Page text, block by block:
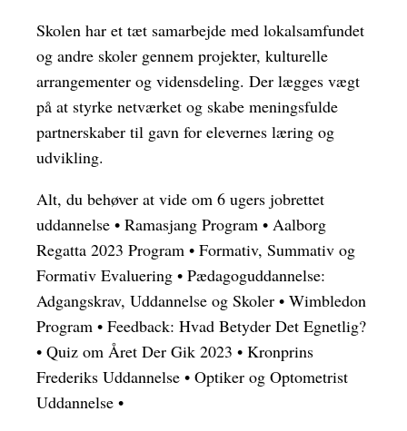
Skolen har et tæt samarbejde med lokalsamfundet
og andre skoler gennem projekter, kulturelle
arrangementer og vidensdeling. Der lægges vægt
på at styrke netværket og skabe meningsfulde
partnerskaber til gavn for elevernes læring og
udvikling.
Alt, du behøver at vide om 6 ugers jobrettet
uddannelse • Ramasjang Program • Aalborg
Regatta 2023 Program • Formativ, Summativ og
Formativ Evaluering • Pædagoguddannelse:
Adgangskrav, Uddannelse og Skoler • Wimbledon
Program • Feedback: Hvad Betyder Det Egnetlig?
• Quiz om Året Der Gik 2023 • Kronprins
Frederiks Uddannelse • Optiker og Optometrist
Uddannelse •